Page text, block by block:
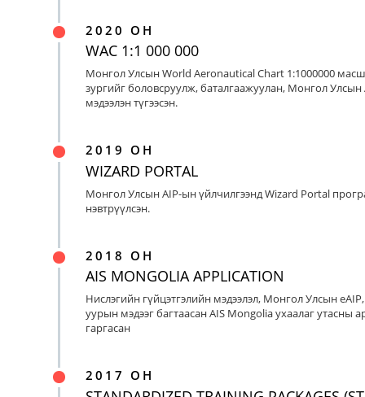
2020 ОН
WAC 1:1 000 000
Монгол Улсын World Aeronautical Chart 1:1000000
зургийг боловсруулж, баталгаажуулан, Монгол Улсын
мэдээлэн түгээсэн.
2019 ОН
WIZARD PORTAL
Монгол Улсын AIP-ын үйлчилгээнд Wizard Portal
нэвтрүүлсэн.
2018 ОН
AIS MONGOLIA APPLICATION
Нислэгийн гүйцэтгэлийн мэдээлэл, Монгол Улсын
уурын мэдээг багтаасан AIS Mongolia ухаалаг утасны
гаргасан
2017 ОН